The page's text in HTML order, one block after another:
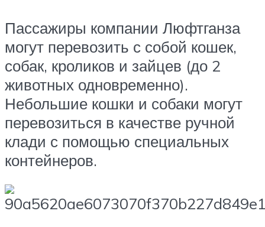
Пассажиры компании Люфтганза
могут перевозить с собой кошек,
собак, кроликов и зайцев (до 2
животных одновременно).
Небольшие кошки и собаки могут
перевозиться в качестве ручной
клади с помощью специальных
контейнеров.